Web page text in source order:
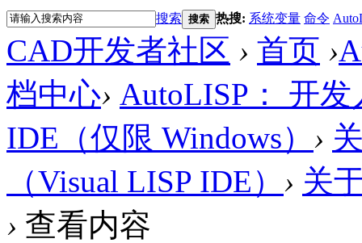
搜索 搜索 热搜: 系统变量 命令
CAD开发者社区 › 首页 ›
档中心› AutoLISP： 开
IDE（仅限 Windows） ›
（Visual LISP IDE） › 关
› 查看内容